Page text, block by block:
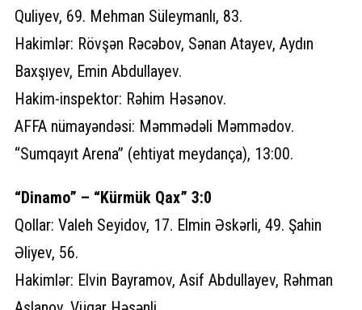
Quliyev, 69. Mehman Süleymanlı, 83.
Hakimlər: Rövşən Rəcəbov, Sənan Atayev, Aydın
Baxşıyev, Emin Abdullayev.
Hakim-inspektor: Rəhim Həsənov.
AFFA nümayəndəsi: Məmmədəli Məmmədov.
“Sumqayıt Arena” (ehtiyat meydança), 13:00.
“Dinamo” – “Kürmük Qax” 3:0
Qollar: Valeh Seyidov, 17. Elmin Əskərli, 49. Şahin
Əliyev, 56.
Hakimlər: Elvin Bayramov, Asif Abdullayev, Rəhman